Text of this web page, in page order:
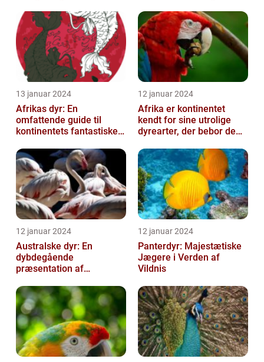
13 januar 2024
Afrikas dyr: En
omfattende guide til
kontinentets fantastiske
12 januar 2024
Afrika er kontinentet
kendt for sine utrolige
dyrearter, der bebor de
robuste ...
12 januar 2024
Australske dyr: En
dybdegående
præsentation af
12 januar 2024
Panterdyr: Majestætiske
Jægere i Verden af
Vildnis